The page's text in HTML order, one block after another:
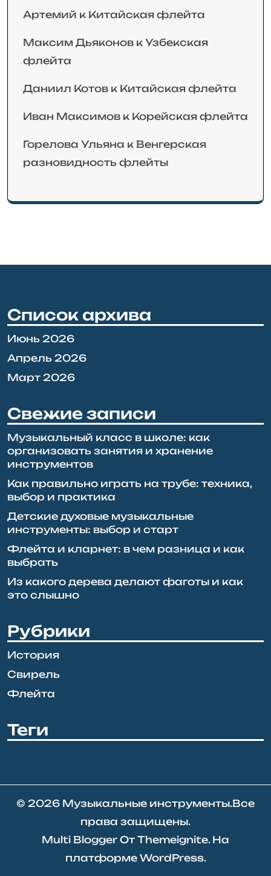
Артемий к Китайская флейта
Максим Дьяконов к Узбекская
флейта
Даниил Котов к Китайская флейта
Иван Максимов к Корейская флейта
Горелова Ульяна к Венгерская
разновидность флейты
Список архива
Июнь 2026
Апрель 2026
Март 2026
Свежие записи
Музыкальный класс в школе: как
организовать занятия и хранение
инструментов
Как правильно играть на трубе: техника,
выбор и практика
Детские духовые музыкальные
инструменты: выбор и старт
Флейта и кларнет: в чем разница и как
выбрать
Из какого дерева делают фаготы и как
это слышно
Рубрики
История
Свирель
Флейта
Теги
© 2026 Музыкальные инструменты.Все
права защищены.
Multi Blogger От Themeignite. На
платформе WordPress.